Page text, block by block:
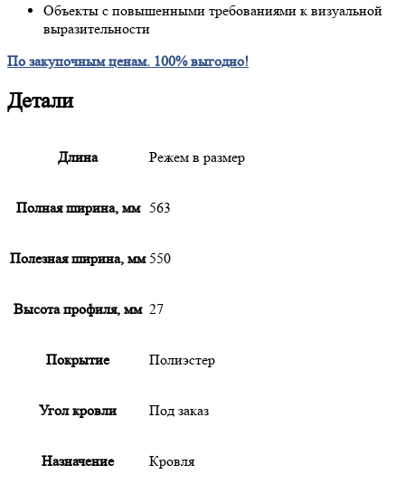
Объекты с повышенными требованиями к визуальной
выразительности
По закупочным ценам. 100% выгодно!
Детали
Длина Режем в размер
Полная ширина, мм 563
Полезная ширина, мм 550
Высота профиля, мм 27
Покрытие Полиэстер
Угол кровли Под заказ
Назначение Кровля